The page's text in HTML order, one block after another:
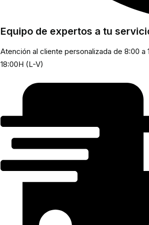
Equipo de expertos a tu
Atención al cliente personalizada de 8:00 a
18:00H (L-V)